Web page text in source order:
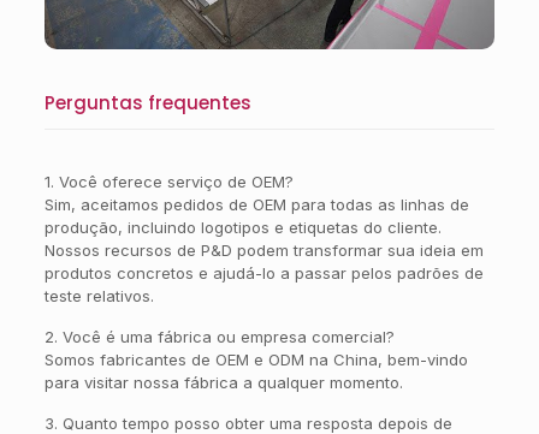
Perguntas frequentes
1. Você oferece serviço de OEM?
Sim, aceitamos pedidos de OEM para todas as linhas de
produção, incluindo logotipos e etiquetas do cliente.
Nossos recursos de P&D podem transformar sua ideia em
produtos concretos e ajudá-lo a passar pelos padrões de
teste relativos.
2. Você é uma fábrica ou empresa comercial?
Somos fabricantes de OEM e ODM na China, bem-vindo
para visitar nossa fábrica a qualquer momento.
3. Quanto tempo posso obter uma resposta depois de